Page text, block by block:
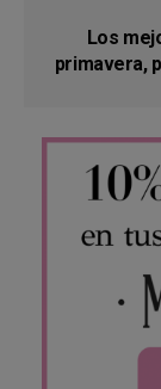
Los
primavera,